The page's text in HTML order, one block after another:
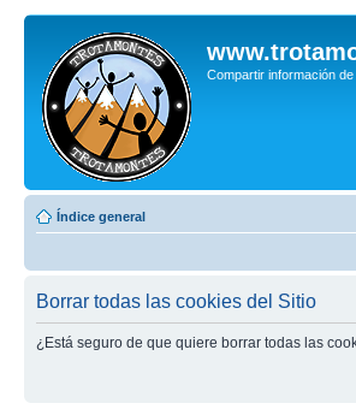
Compartir información
Índice general
Borrar todas las cookies del Sitio
¿Está seguro de que quiere borrar todas las